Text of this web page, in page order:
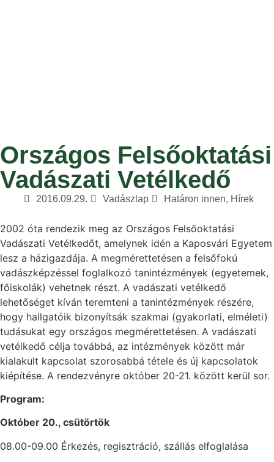
Országos Felsőoktatási
Vadászati Vetélkedő
2016.09.29. Vadászlap Határon innen, Hírek
2002 óta rendezik meg az Országos Felsőoktatási
Vadászati Vetélkedőt, amelynek idén a Kaposvári Egyetem
lesz a házigazdája. A megmérettetésen a felsőfokú
vadászképzéssel foglalkozó tanintézmények (egyetemek,
főiskolák) vehetnek részt. A vadászati vetélkedő
lehetőséget kíván teremteni a tanintézmények részére,
hogy hallgatóik bizonyítsák szakmai (gyakorlati, elméleti)
tudásukat egy országos megmérettetésen. A vadászati
vetélkedő célja továbbá, az intézmények között már
kialakult kapcsolat szorosabbá tétele és új kapcsolatok
kiépítése. A rendezvényre október 20-21. között kerül sor.
Program:
Október 20., csütörtök
08.00-09.00 Érkezés, regisztráció, szállás elfoglalása